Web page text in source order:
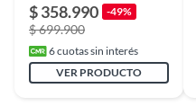
Incluye
$ 358.990 -49%
$ 699.900
6cuotas sin interés
VER PRODUCTO